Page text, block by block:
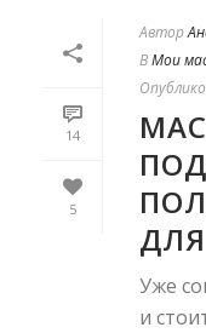
14
5
Автор
ВМои
Уже
и